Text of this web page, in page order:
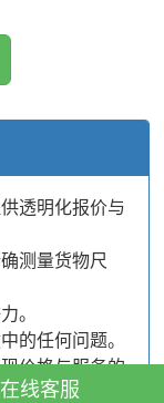
透明化报价与
测量货物尺
。
的任何问题。
价格与服务的
在线客服